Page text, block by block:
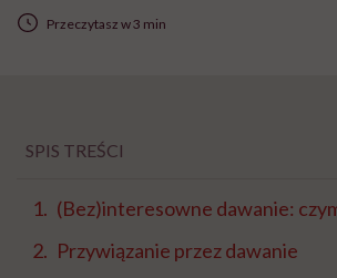
Przeczytasz w 3 min
SPIS TREŚCI
(Bez)interesowne dawanie:
Przywiązanie przez dawanie